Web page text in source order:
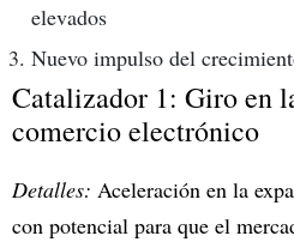
elevados
Nuevo impulso del
Catalizador 1: Giro en
comercio electrónico
Detalles: Aceleración en la
con potencial para que el